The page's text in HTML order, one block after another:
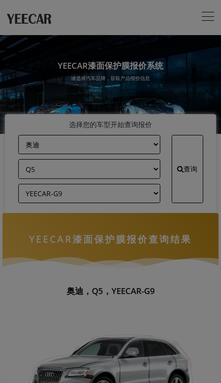
YEECAR漆面保护膜报价系统
请选择汽车品牌，获取产品报价信息
选择您的车型开始查询报价
查询
YEECAR漆面保护膜报价查询结果
奥迪，Q5，YEECAR-G9